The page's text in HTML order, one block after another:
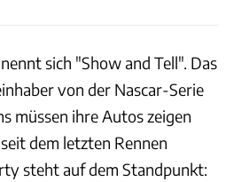
sich "Show and Tell". Das
von der Nascar-Serie
müssen ihre Autos zeigen
dem letzten Rennen
steht auf dem Standpunkt: